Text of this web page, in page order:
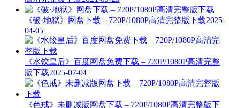
《破·地狱》网盘下载 – 720P/1080P高清完整版下载2025-
04-05
《水饺皇后》百度网盘免费下载 – 720P/1080P高清完整
版下载2025-07-04
《色戒》未删减版网盘下载 – 720P/1080P高清完整版下